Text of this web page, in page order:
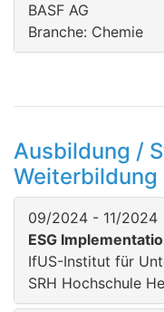
BASF AG
Branche: Chemie
Ausbildung /
Weiterbildung
09/2024 - 11/2024
ESG
IfUS-Institut für
SRH Hochschule